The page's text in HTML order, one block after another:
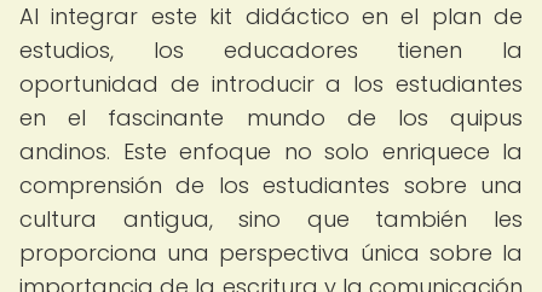
Al integrar este kit didáctico en el plan de
estudios, los educadores tienen la
oportunidad de introducir a los estudiantes
en el fascinante mundo de los quipus
andinos. Este enfoque no solo enriquece la
comprensión de los estudiantes sobre una
cultura antigua, sino que también les
proporciona una perspectiva única sobre la